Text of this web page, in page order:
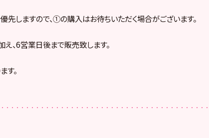
しますので、①の購入はお待ちいただく場合がございます。
6営業日後まで販売致します。
す。